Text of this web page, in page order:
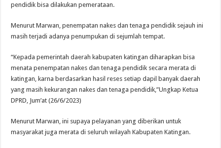
pendidik bisa dilakukan pemerataan.
Menurut Marwan, penempatan nakes dan tenaga pendidik sejauh ini
masih terjadi adanya penumpukan di sejumlah tempat.
“Kepada pemerintah daerah kabupaten katingan diharapkan bisa
menata penempatan nakes dan tenaga pendidik secara merata di
katingan, karna berdasarkan hasil reses setiap dapil banyak daerah
yang masih kekurangan nakes dan tenaga pendidik,”Ungkap Ketua
DPRD, Jum’at (26/6/2023)
Menurut Marwan, ini supaya pelayanan yang diberikan untuk
masyarakat juga merata di seluruh wilayah Kabupaten Katingan.